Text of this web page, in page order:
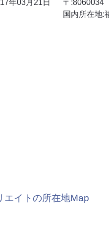
年03月21日
〒:8060034
国内所在地:
エイトの所在地Map